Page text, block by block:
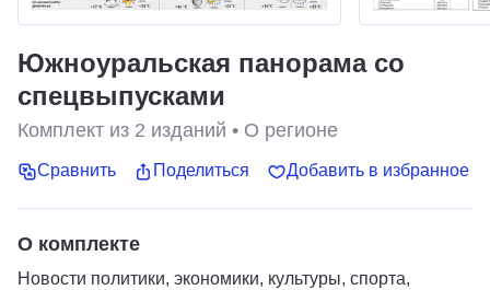
Южноуральская панорама со
спецвыпусками
Комплект из 2 изданий • О регионе
Сравнить Поделиться Добавить в избранное
О комплекте
Новости политики, экономики, культуры, спорта,